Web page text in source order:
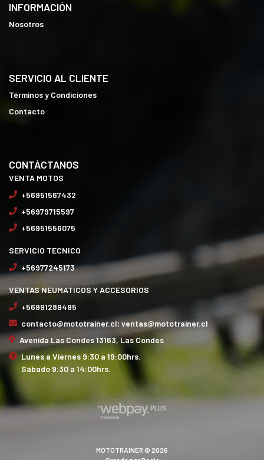
INFORMACIÓN
Nosotros
SERVICIO AL CLIENTE
Términos y Condiciones
Contacto
CONTÁCTANOS
VENTA MOTOS
+56951567432
+56979715597
+56951556075
SERVICIO TECNICO
+56977245173
VENTAS NEUMATICOS Y ACCESORIOS
+56991289495
contacto@mototrainer.cl; ventas@mototrainer.cl
Avenida Las Condes 13163, Las Condes
Lunes a Viernes 9:30 a 19:00hrs.
Sábado 9:30 a 14:00hrs.
MOTOTRAINER © 2026